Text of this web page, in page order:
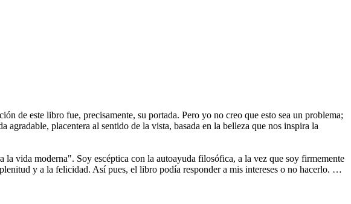
de este libro fue, precisamente, su portada. Pero yo no creo que esto sea un problema;
agradable, placentera al sentido de la vista, basada en la belleza que nos inspira la
vida moderna". Soy escéptica con la autoayuda filosófica, a la vez que soy firmemente
y a la felicidad. Así pues, el libro podía responder a mis intereses o no hacerlo. …